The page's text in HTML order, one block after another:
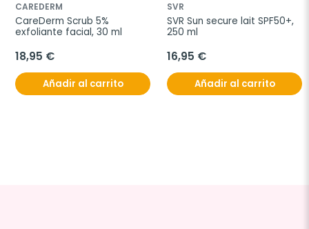
CAREDERM
CareDerm Scrub 5%
exfoliante facial, 30 ml
18,95 €
Añadir al carrito
SVR
SVR Sun secure lait SPF50+,
250 ml
16,95 €
Añadir al carrito